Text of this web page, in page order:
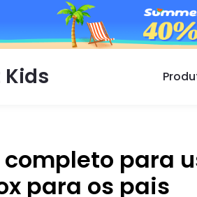
Kids
completo para
para os pais